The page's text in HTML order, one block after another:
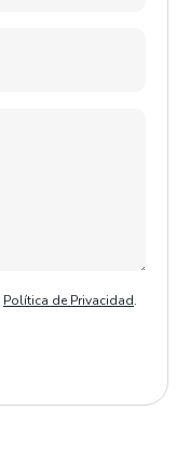
Política de Privacidad.